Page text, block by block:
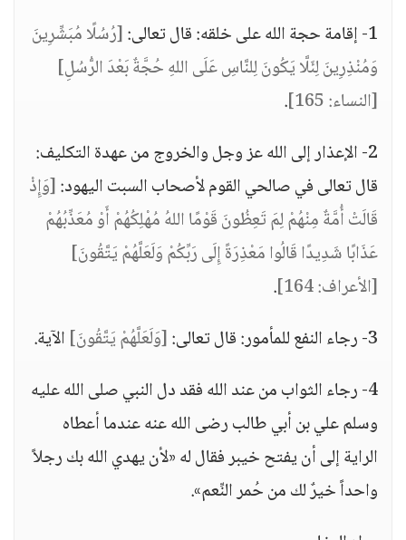
1- إقامة حجة الله على خلقه: قال تعالى:
[رُسُلًا مُبَشِّرِينَ
وَمُنْذِرِينَ لِئَلَّا يَكُونَ لِلنَّاسِ عَلَى اللهِ حُجَّةٌ بَعْدَ الرُّسُلِ]
[النساء: 165]
.
2- الإعذار إلى الله عز وجل والخروج من عهدة التكليف:
قال تعالى في صالحي القوم لأصحاب السبت اليهود:[وَإِذْ
قَالَتْ أُمَّةٌ مِنْهُمْ لِمَ تَعِظُونَ قَوْمًا اللهُ مُهْلِكُهُمْ أَوْ مُعَذِّبُهُمْ
عَذَابًا شَدِيدًا قَالُوا مَعْذِرَةً إِلَى رَبِّكُمْ وَلَعَلَّهُمْ يَتَّقُونَ]
[الأعراف: 164]
.
3- رجاء النفع للمأمور: قال تعالى:
[وَلَعَلَّهُمْ يَتَّقُونَ] الآية.
4- رجاء الثواب من عند الله فقد دل النبي صلى الله عليه
وسلم علي بن أبي طالب رضى الله عنه عندما أعطاه
الراية إلى أن يفتح خيبر فقال له «لأن يهدي الله بك رجلاً
واحداً خيرٌ لك من حُمر النِّعم».